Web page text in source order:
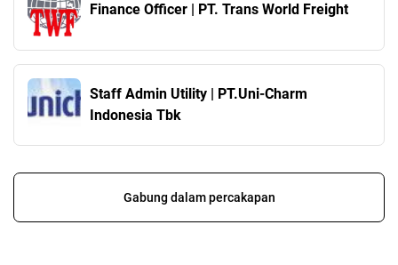
Finance Officer | PT. Trans World Freight
Staff Admin Utility | PT.Uni-Charm
Indonesia Tbk
Gabung dalam percakapan